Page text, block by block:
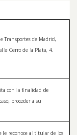
Transportes de Madrid,
Cerro de la Plata, 4.
con la finalidad de
proceder a su
le reconoce al titular de los